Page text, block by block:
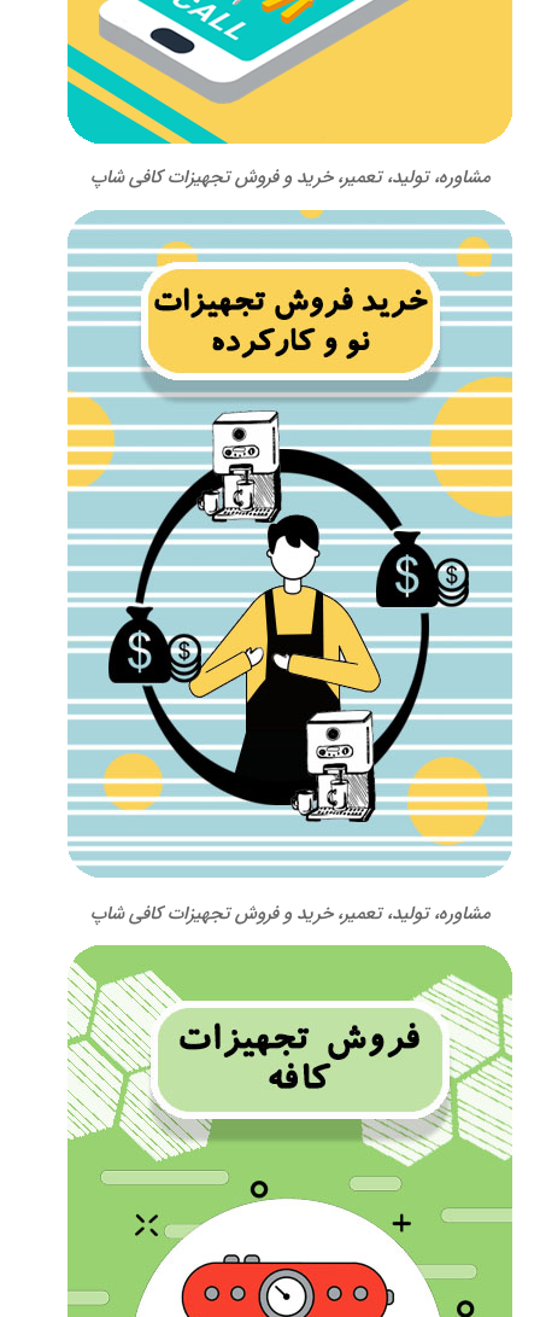
مشاوره، تولید، تعمیر، خرید و فروش تجهیزات کافی شاپ
مشاوره، تولید، تعمیر، خرید و فروش تجهیزات کافی شاپ